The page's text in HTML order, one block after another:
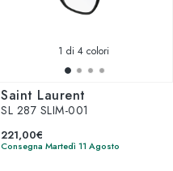
1 di 4 colori
Saint Laurent
SL 287 SLIM-001
221,00€
Consegna Martedì 11 Agosto